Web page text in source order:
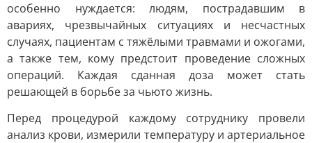
особенно нуждается: людям, пострадавшим в
авариях, чрезвычайных ситуациях и несчастных
случаях, пациентам с тяжёлыми травмами и ожогами,
а также тем, кому предстоит проведение сложных
операций. Каждая сданная доза может стать
решающей в борьбе за чьюто жизнь.
Перед процедурой каждому сотруднику провели
анализ крови, измерили температуру и артериальное